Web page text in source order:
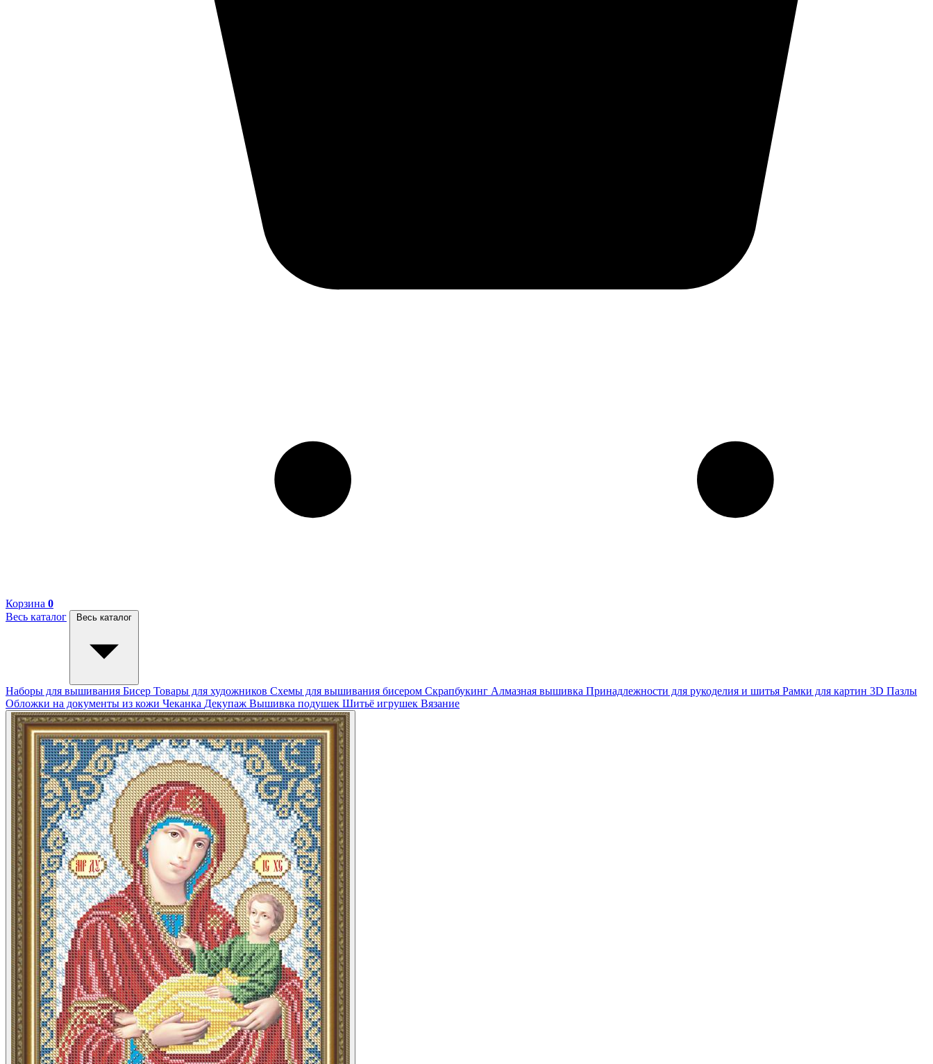
Корзина 0
Весь каталог
Весь каталог
Наборы для вышивания Бисер Товары для художников Схемы для вышивания бисером Скрапбукинг Алмазная вышивка Принадлежности для рукоделия и шитья Рамки для картин 3D Пазлы
Обложки на документы из кожи Чеканка Декупаж Вышивка подушек Шитьё игрушек Вязание